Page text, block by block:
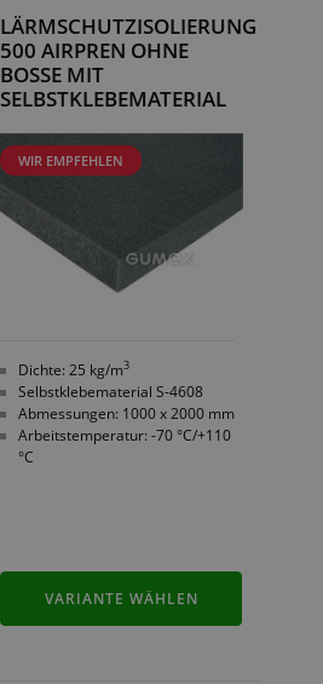
LÄRMSCHUTZISOLIERUNG
500 AIRPREN OHNE
BOSSE MIT
SELBSTKLEBEMATERIAL
WIR EMPFEHLEN
Dichte: 25 kg/m3
Selbstklebematerial S-4608
Abmessungen: 1000 x 2000 mm
Arbeitstemperatur: -70 °C/+110
°C
VARIANTE WÄHLEN